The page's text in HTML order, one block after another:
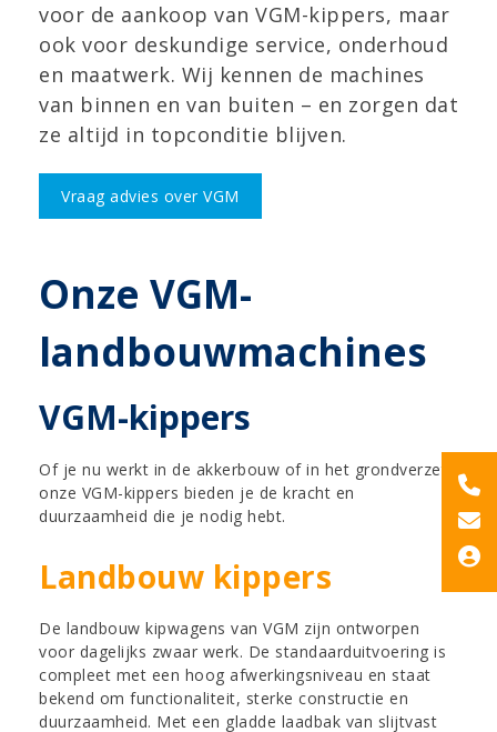
voor de aankoop van VGM-kippers, maar
ook voor deskundige service, onderhoud
en maatwerk. Wij kennen de machines
van binnen en van buiten – en zorgen dat
ze altijd in topconditie blijven.
Vraag advies over VGM
Onze VGM-
landbouwmachines
VGM-kippers
Of je nu werkt in de akkerbouw of in het grondverzet,
onze VGM-kippers bieden je de kracht en
duurzaamheid die je nodig hebt.
Landbouw kippers
De landbouw kipwagens van VGM zijn ontworpen
voor dagelijks zwaar werk. De standaarduitvoering is
compleet met een hoog afwerkingsniveau en staat
bekend om functionaliteit, sterke constructie en
duurzaamheid. Met een gladde laadbak van slijtvast